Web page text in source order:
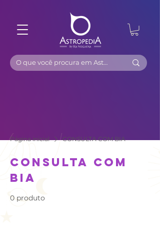
Página inicial CONSULTA COM BIA
CONSULTA COM
BIA
0 produto